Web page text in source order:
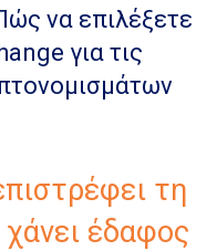
να επιλέξετε
για τις
τη
έδαφος